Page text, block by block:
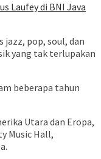
Laufey di BNI Java
jazz, pop, soul, dan
yang tak terlupakan
beberapa tahun
Utara dan Eropa,
Music Hall,